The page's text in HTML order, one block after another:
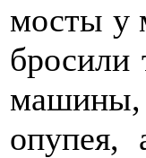
мосты у
бросили
машины,
опупея,